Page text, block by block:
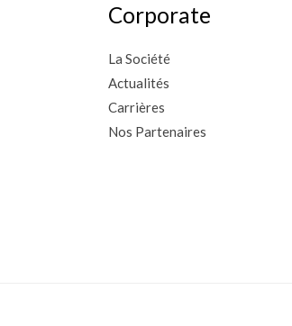
Corporate
La Société
Actualités
Carrières
Nos Partenaires